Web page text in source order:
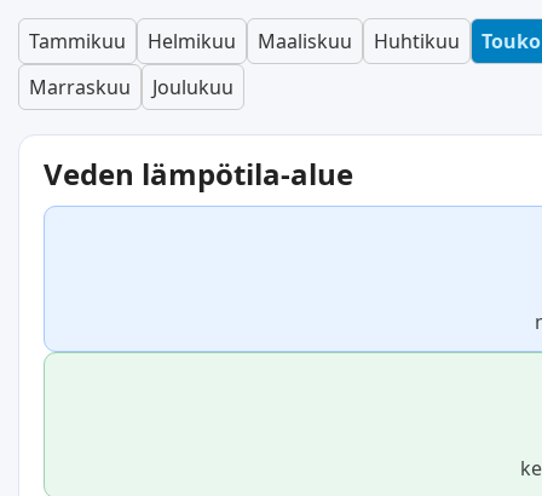
Tammikuu Helmikuu Maaliskuu Huhtikuu
Marraskuu
Joulukuu
Veden lämpötila-alue